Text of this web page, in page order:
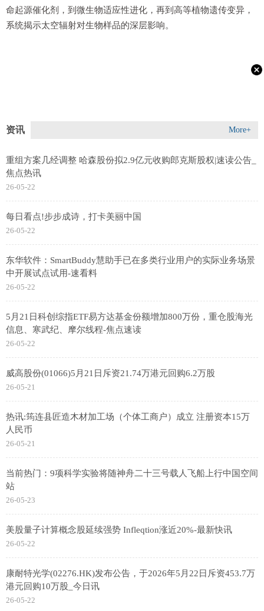
命起源催化剂，到微生物适应性进化，再到高等植物遗传变异，
系统揭示太空辐射对生物样品的深层影响。
资讯 More+
重组方案几经调整 哈森股份拟2.9亿元收购郎克斯股权|速读公告_
焦点热讯
26-05-22
每日看点!步步成诗，打卡美丽中国
26-05-22
东华软件：SmartBuddy慧助手已在多类行业用户的实际业务场景
中开展试点试用-速看料
26-05-22
5月21日科创综指ETF易方达基金份额增加800万份，重仓股海光
信息、寒武纪、摩尔线程-焦点速读
26-05-22
威高股份(01066)5月21日斥资21.74万港元回购6.2万股
26-05-21
热讯:筠连县匠造木材加工场（个体工商户）成立 注册资本15万
人民币
26-05-21
当前热门：9项科学实验将随神舟二十三号载人飞船上行中国空间
站
26-05-23
美股量子计算概念股延续强势 Infleqtion涨近20%-最新快讯
26-05-22
康耐特光学(02276.HK)发布公告，于2026年5月22日斥资453.7万
港元回购10万股_今日讯
26-05-22